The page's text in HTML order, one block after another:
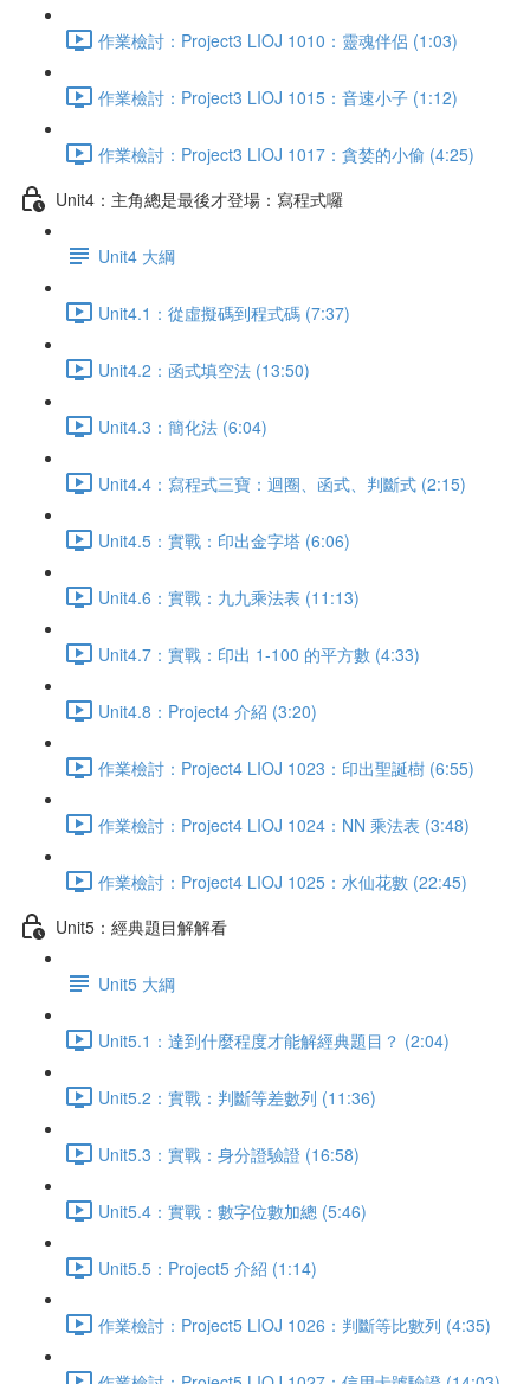
作業檢討：Project3 LIOJ 1010：靈魂伴侶 (1:03)
作業檢討：Project3 LIOJ 1015：音速小子 (1:12)
作業檢討：Project3 LIOJ 1017：貪婪的小偷 (4:25)
Unit4：主角總是最後才登場：寫程式囉
Unit4 大綱
Unit4.1：從虛擬碼到程式碼 (7:37)
Unit4.2：函式填空法 (13:50)
Unit4.3：簡化法 (6:04)
Unit4.4：寫程式三寶：迴圈、函式、判斷式 (2:15)
Unit4.5：實戰：印出金字塔 (6:06)
Unit4.6：實戰：九九乘法表 (11:13)
Unit4.7：實戰：印出 1-100 的平方數 (4:33)
Unit4.8：Project4 介紹 (3:20)
作業檢討：Project4 LIOJ 1023：印出聖誕樹 (6:55)
作業檢討：Project4 LIOJ 1024：NN 乘法表 (3:48)
作業檢討：Project4 LIOJ 1025：水仙花數 (22:45)
Unit5：經典題目解解看
Unit5 大綱
Unit5.1：達到什麼程度才能解經典題目？ (2:04)
Unit5.2：實戰：判斷等差數列 (11:36)
Unit5.3：實戰：身分證驗證 (16:58)
Unit5.4：實戰：數字位數加總 (5:46)
Unit5.5：Project5 介紹 (1:14)
作業檢討：Project5 LIOJ 1026：判斷等比數列 (4:35)